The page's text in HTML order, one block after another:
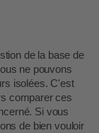
de la base de
ne pouvons
isolées. C'est
comparer ces
Si vous
de bien vouloir